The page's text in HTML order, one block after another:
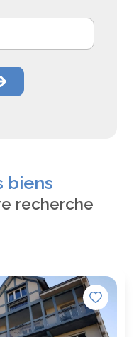
biens
recherche